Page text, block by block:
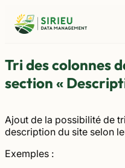
au
contenu
Tri des colonnes
section «
Ajout de la possibilité de
description du site selon
Exemples :